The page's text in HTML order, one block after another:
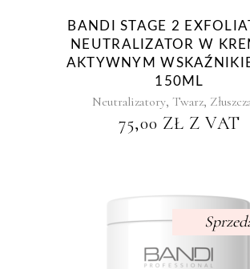
BANDI STAGE 2
NEUTRALIZATOR W
AKTYWNYM
150ML
Neutralizatory, Twarz,
75,00 ZŁ Z VAT